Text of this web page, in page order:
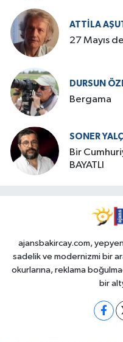
ATTILA
27 Mayıs
DURSUN
Bergama
SONER
Bir
BAYATLI
ajansbakircay.com,
sadelik ve modernizmi bir
okurlarına, reklama
bir